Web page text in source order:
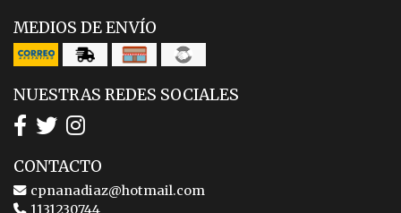
MEDIOS DE ENVÍO
NUESTRAS REDES SOCIALES
CONTACTO
cpnanadiaz@hotmail.com
1131230744